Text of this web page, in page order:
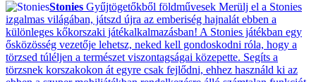
Stonies Gyűjtögetőkből földművesek Merülj el a Stonies
izgalmas világában, játszd újra az emberiség hajnalát ebben a
különleges kőkorszaki játékalkalmazásban! A Stonies játékban egy
ősközösség vezetője lehetsz, neked kell gondoskodni róla, hogy a
törzsed túléljen a természet viszontagságai közepette. Segíts a
törzsnek korszakokon át egyre csak fejlődni, ehhez használd ki az